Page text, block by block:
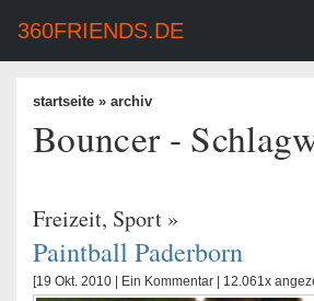
360FRIENDS.DE
startseite » archiv
Bouncer -
Freizeit, Sport »
Paintball Paderborn
[19 Okt. 2010 | Ein Kommentar | 12.061x